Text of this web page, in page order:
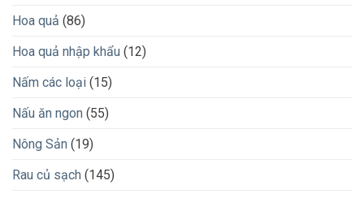
Hoa quả (86)
Hoa quả nhập khẩu (12)
Nấm các loại (15)
Nấu ăn ngon (55)
Nông Sản (19)
Rau củ sạch (145)